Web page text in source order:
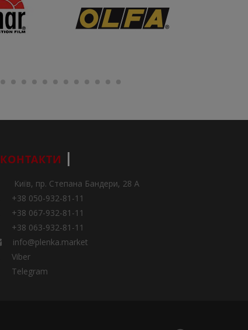
КОНТАКТИ
Київ, пр. Степана Бандери, 28 А
+38 050-932-81-11
+38 067-932-81-11
+38 063-932-81-11
info@plenka.market
Viber
Telegram